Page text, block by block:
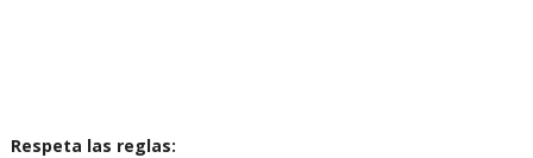
Respeta las reglas: